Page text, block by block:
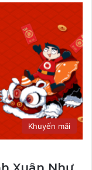
Khuyến mãi